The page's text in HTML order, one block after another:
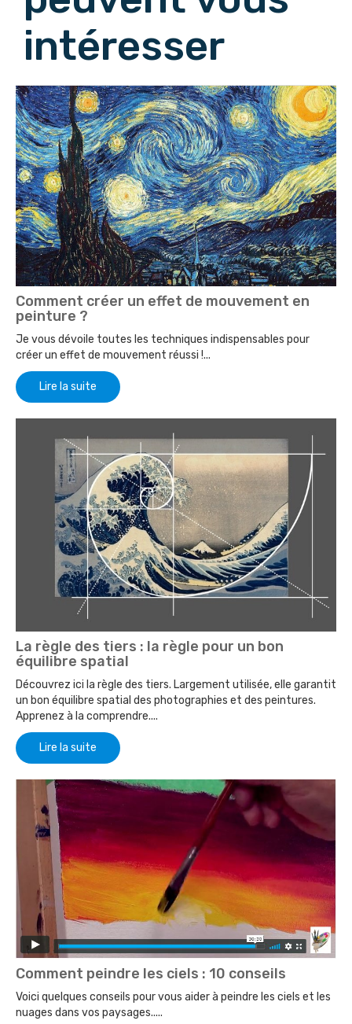
intéresser
Comment créer un effet de mouvement en
peinture ?
Je vous dévoile toutes les techniques indispensables pour
créer un effet de mouvement réussi !...
Lire la suite
La règle des tiers : la règle pour un bon
équilibre spatial
Découvrez ici la règle des tiers. Largement utilisée, elle garantit
un bon équilibre spatial des photographies et des peintures.
Apprenez à la comprendre....
Lire la suite
Comment peindre les ciels : 10 conseils
Voici quelques conseils pour vous aider à peindre les ciels et les
nuages dans vos paysages.....